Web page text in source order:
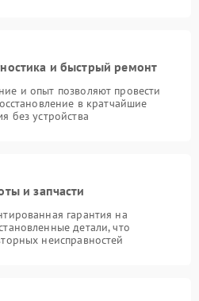
и быстрый ремонт
и опыт позволяют провести
в кратчайшие
без устройства
и запчасти
гарантия на
детали, что
неисправностей